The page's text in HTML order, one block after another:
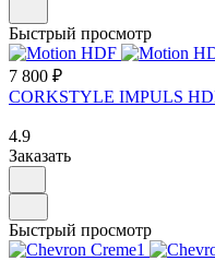
Быстрый просмотр
7 800 ₽
CORKSTYLE IMPULS
4.9
Заказать
Быстрый просмотр